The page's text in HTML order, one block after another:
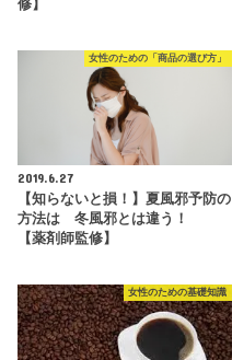
修】
女性のための「商品の選び方」
2019.6.27
【知らないと損！】夏風邪予防の
方法は 冬風邪とは違う！
【薬剤師監修】
女性のための基礎知識